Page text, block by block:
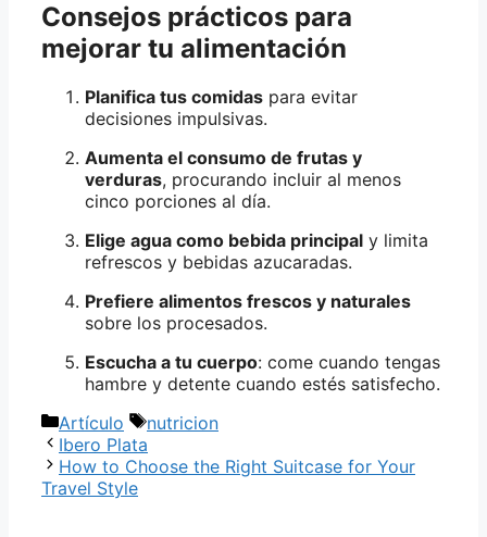
Consejos prácticos para
mejorar tu alimentación
Planifica tus comidas para evitar
decisiones impulsivas.
Aumenta el consumo de frutas y
verduras, procurando incluir al menos
cinco porciones al día.
Elige agua como bebida principal y limita
refrescos y bebidas azucaradas.
Prefiere alimentos frescos y naturales
sobre los procesados.
Escucha a tu cuerpo: come cuando tengas
hambre y detente cuando estés satisfecho.
Categorías
Artículo Etiquetas
nutricion
Ibero Plata
How to Choose the Right Suitcase for Your
Travel Style